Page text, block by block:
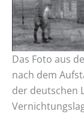
Das Foto aus
nach dem
der deutschen